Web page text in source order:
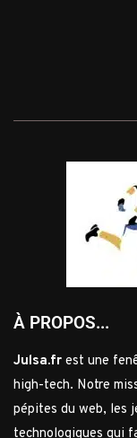
À PROPOS...
Julsa.fr est une
high-tech. Notre
pépites du web, les
technologiques qui